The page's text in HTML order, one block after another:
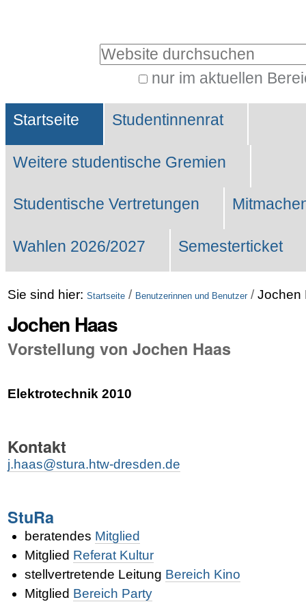
Website durchsuchen
nur im aktuellen
Suche…
Sektionen
Startseite Studentinnenrat
Weitere studentische Gremien
Studentische Vertretungen
Wahlen 2026/2027 Semesterticket
Sie sind hier: Startseite / Benutzerinnen und Benutzer / Jochen
Jochen Haas
Vorstellung von Jochen Haas
Elektrotechnik 2010
Kontakt
j.haas@stura.htw-dresden.de
StuRa
beratendes Mitglied
Mitglied Referat Kultur
stellvertretende Leitung Bereich Kino
Mitglied Bereich Party